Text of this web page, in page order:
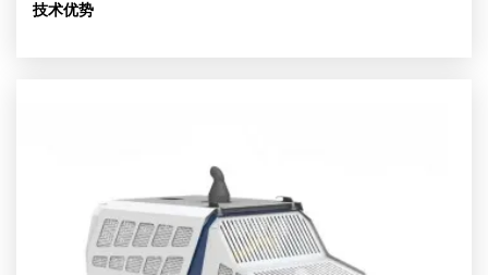
技术优势